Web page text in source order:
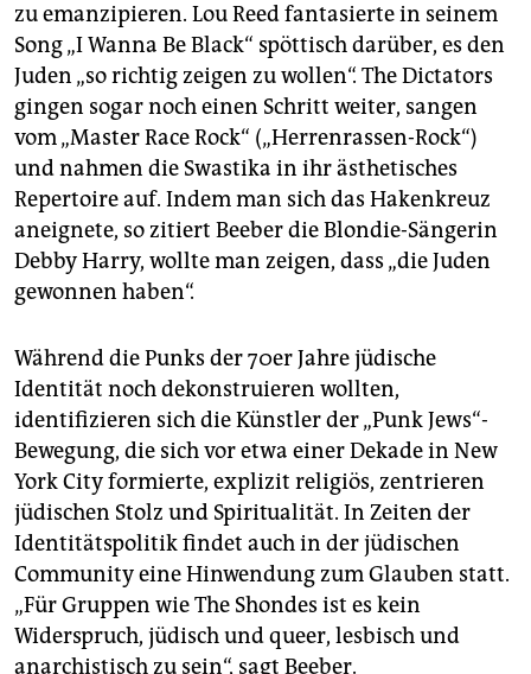
zu emanzipieren. Lou Reed fantasierte in seinem
Song „I Wanna Be Black“ spöttisch darüber, es den
Juden „so richtig zeigen zu wollen“. The Dictators
gingen sogar noch einen Schritt weiter, sangen
vom „Master Race Rock“ („Herrenrassen-Rock“)
und nahmen die Swastika in ihr ästhetisches
Repertoire auf. Indem man sich das Hakenkreuz
aneignete, so zitiert Beeber die Blondie-Sängerin
Debby Harry, wollte man zeigen, dass „die Juden
gewonnen haben“.
Während die Punks der 70er Jahre jüdische
Identität noch dekonstruieren wollten,
identifizieren sich die Künstler der „Punk Jews“-
Bewegung, die sich vor etwa einer Dekade in New
York City formierte, explizit religiös, zentrieren
jüdischen Stolz und Spiritualität. In Zeiten der
Identitätspolitik findet auch in der jüdischen
Community eine Hinwendung zum Glauben statt.
„Für Gruppen wie The Shondes ist es kein
Widerspruch, jüdisch und queer, lesbisch und
anarchistisch zu sein“, sagt Beeber.